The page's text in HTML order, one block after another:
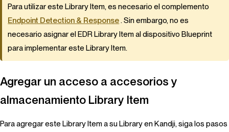
Para utilizar esteLibrary Item, es necesario el complemento
Endpoint Detection & Response . Sin embargo, no es
necesario asignar elEDRLibrary Itemal dispositivoBlueprint
para implementar esteLibrary Item.
Agregar un acceso a accesorios y
almacenamiento Library Item
Para agregar este Library Item a su Library en Kandji, siga los pasos